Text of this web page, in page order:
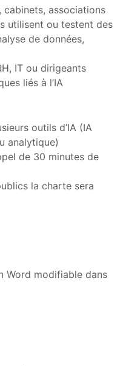
cabinets, associations
utilisent ou testent des
de données,
IT ou dirigeants
liés à l’IA
outils d’IA (IA
analytique)
de 30 minutes de
la charte sera
Word modifiable dans